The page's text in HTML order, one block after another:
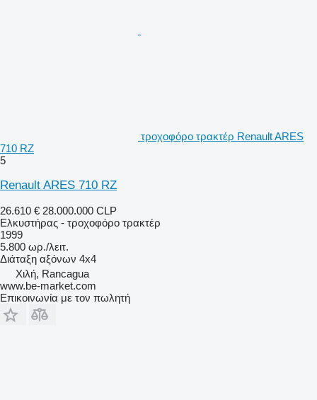
τροχοφόρο τρακτέρ Renault ARES
710 RZ
5
Renault ARES 710 RZ
26.610 € 28.000.000 CLP
Ελκυστήρας - τροχοφόρο τρακτέρ
1999
5.800 ωρ./λειτ.
Διάταξη αξόνων 4x4
Χιλή, Rancagua
www.be-market.com
Επικοινωνία με τον πωλητή